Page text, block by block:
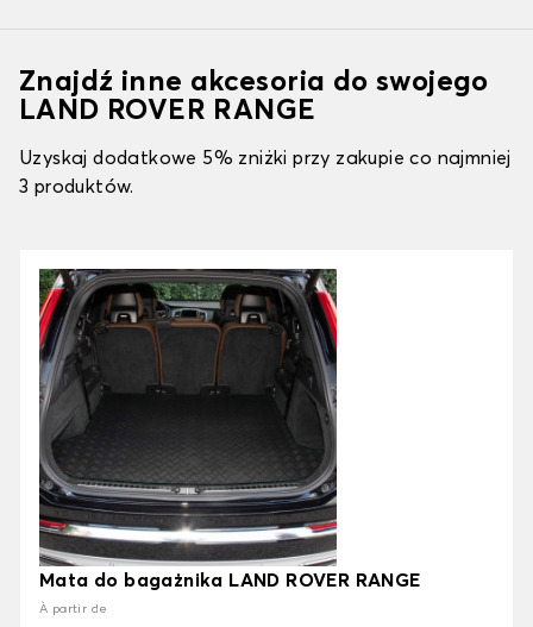
Znajdź inne akcesoria do swojego
LAND ROVER RANGE
Uzyskaj dodatkowe 5% zniżki przy zakupie co najmniej
3 produktów.
Mata do bagażnika LAND ROVER RANGE
À partir de